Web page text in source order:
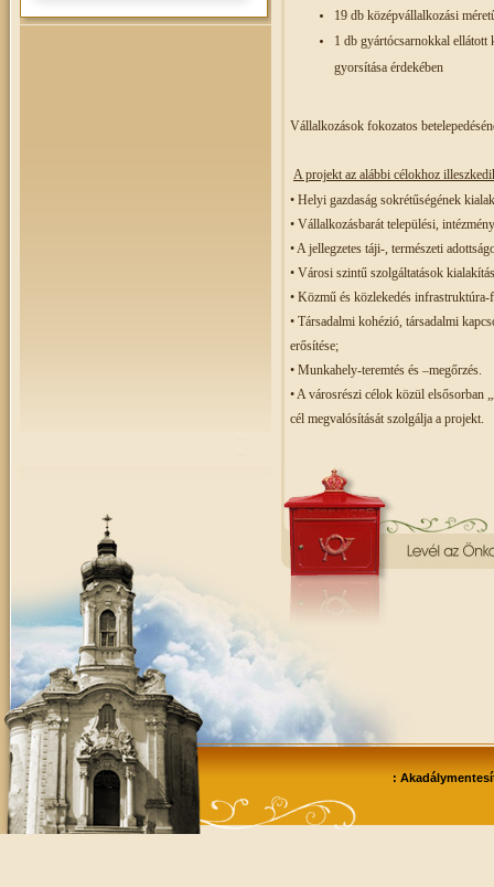
19 db középvállalkozási
1 db gyártócsarnokkal ellátott
gyorsítása érdekében
Vállalkozások fokozatos
A projekt az alábbi célokhoz
• Helyi gazdaság sokrétűségének
• Vállalkozásbarát települési,
• A jellegzetes táji-, természeti
• Városi szintű szolgáltatások
• Közmű és közlekedés infrastruktúra-
• Társadalmi kohézió, társadalmi
erősítése;
• Munkahely-teremtés és –megőrzés.
• A városrészi célok közül elsősorban
cél megvalósítását szolgálja a projekt.
: